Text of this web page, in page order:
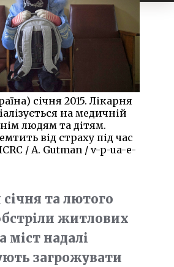
січня 2015. Лікарня
на медичній
людям та дітям.
від страху під час
/ A. Gutman / v-p-ua-e-
та лютого
житлових
міст надалі
загрожувати